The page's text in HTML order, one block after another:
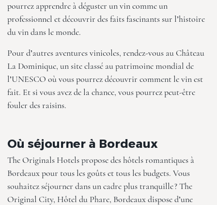
pourrez apprendre à déguster un vin comme un
professionnel et découvrir des faits fascinants sur l’histoire
du vin dans le monde.
Pour d’autres aventures vinicoles, rendez-vous au Château
La Dominique, un site classé au patrimoine mondial de
l’UNESCO où vous pourrez découvrir comment le vin est
fait. Et si vous avez de la chance, vous pourrez peut-être
fouler des raisins.
Où séjourner à Bordeaux
The Originals Hotels propose des hôtels romantiques à
Bordeaux pour tous les goûts et tous les budgets. Vous
souhaitez séjourner dans un cadre plus tranquille ?The
Original City, Hôtel du Phare, Bordeaux dispose d’une